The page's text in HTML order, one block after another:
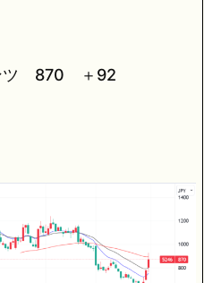
ツ 870 ＋92